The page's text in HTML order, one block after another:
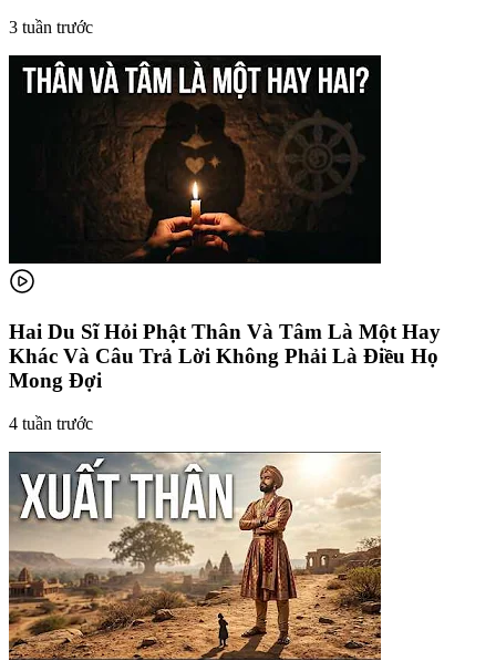
3 tuần trước
Hai Du Sĩ Hỏi Phật Thân Và Tâm Là Một Hay
Khác Và Câu Trả Lời Không Phải Là Điều Họ
Mong Đợi
4 tuần trước